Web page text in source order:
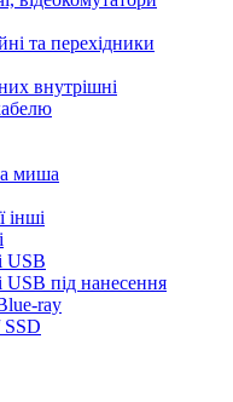
та перехідники
внутрішні
миша
інші
USB
USB під нанесення
ray